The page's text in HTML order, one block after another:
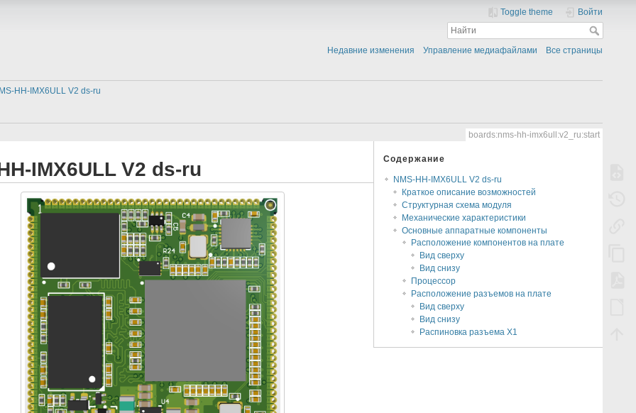
Toggle theme Войти
Недавние изменения Управление медиафайлами Все страницы
HH-IMX6ULL V2 ds-ru
boards:nms-hh-imx6ull:v2_ru:start
Содержание
NMS-HH-IMX6ULL V2 ds-ru
Краткое описание возможностей
Структурная схема модуля
Механические характеристики
Основные аппаратные компоненты
Расположение компонентов на плате
Вид сверху
Вид снизу
Процессор
Расположение разъемов на плате
Вид сверху
Вид снизу
Распиновка разъема X1
IMX6ULL V2 ds-ru